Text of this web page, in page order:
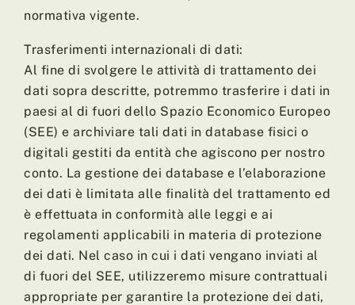
normativa vigente.
Trasferimenti internazionali di dati:
Al fine di svolgere le attività di trattamento dei
dati sopra descritte, potremmo trasferire i dati in
paesi al di fuori dello Spazio Economico Europeo
(SEE) e archiviare tali dati in database fisici o
digitali gestiti da entità che agiscono per nostro
conto. La gestione dei database e l’elaborazione
dei dati è limitata alle finalità del trattamento ed
è effettuata in conformità alle leggi e ai
regolamenti applicabili in materia di protezione
dei dati. Nel caso in cui i dati vengano inviati al
di fuori del SEE, utilizzeremo misure contrattuali
appropriate per garantire la protezione dei dati,